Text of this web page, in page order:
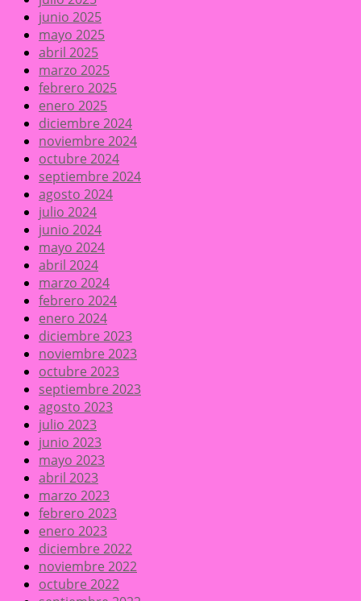
junio 2025
mayo 2025
abril 2025
marzo 2025
febrero 2025
enero 2025
diciembre 2024
noviembre 2024
octubre 2024
septiembre 2024
agosto 2024
julio 2024
junio 2024
mayo 2024
abril 2024
marzo 2024
febrero 2024
enero 2024
diciembre 2023
noviembre 2023
octubre 2023
septiembre 2023
agosto 2023
julio 2023
junio 2023
mayo 2023
abril 2023
marzo 2023
febrero 2023
enero 2023
diciembre 2022
noviembre 2022
octubre 2022